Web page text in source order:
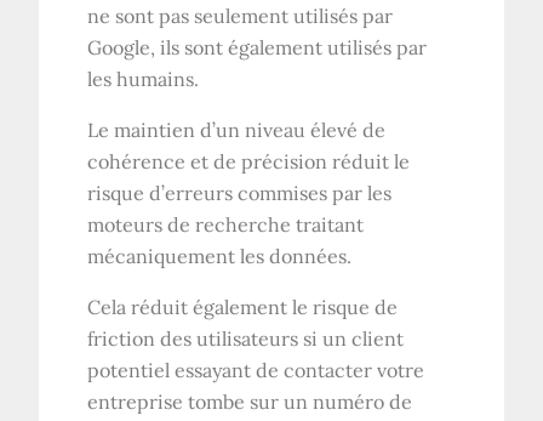
ne sont pas seulement utilisés par
Google, ils sont également utilisés par
les humains.
Le maintien d’un niveau élevé de
cohérence et de précision réduit le
risque d’erreurs commises par les
moteurs de recherche traitant
mécaniquement les données.
Cela réduit également le risque de
friction des utilisateurs si un client
potentiel essayant de contacter votre
entreprise tombe sur un numéro de